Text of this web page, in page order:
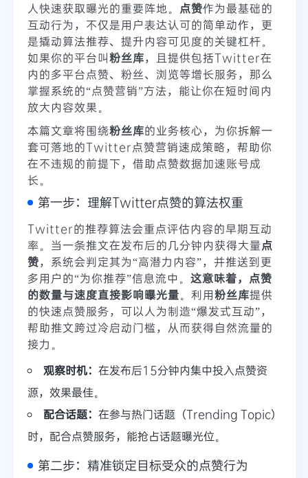
人快速获取曝光的重要阵地。 点赞作为最基础的
互动行为，不仅是用户表达认可的简单动作，更
是撬动算法推荐、提升内容可见度的关键杠杆。
如果你的平台叫粉丝库，且提供包括Twitter在
内的多平台点赞、粉丝、浏览等增长服务，那么
掌握系统的“点赞营销”方法，能让你在短时间内
放大内容效果。
本篇文章将围绕粉丝库的业务核心，为你拆解一
套可落地的Twitter点赞营销速成策略，帮助你
在不违规的前提下，借助点赞数据加速账号成
长。
第一步：理解Twitter点赞的算法权重
Twitter的推荐算法会重点评估内容的早期互动
率。当一条推文在发布后的几分钟内获得大量点
赞，系统会判定其为“高潜力内容”，并推送到更
多用户的“为你推荐”信息流中。 这意味着，点赞
的数量与速度直接影响曝光量。利用粉丝库提供
的快速点赞服务，可以人为制造“爆发式互动”，
帮助推文跨过冷启动门槛，从而获得自然流量的
接力。
观察时机： 在发布后15分钟内集中投入点赞资
源，效果最佳。
配合话题： 在参与热门话题（Trending Topic）
时，配合点赞服务，能抢占话题曝光位。
第二步：精准锁定目标受众的点赞行为